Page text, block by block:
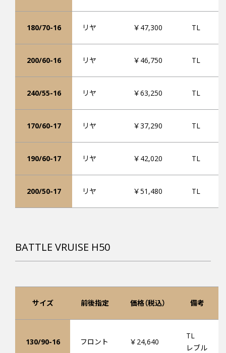
180/70-16 リヤ ￥47,300 TL
200/60-16 リヤ ￥46,750 TL
240/55-16 リヤ ￥63,250 TL
170/60-17 リヤ ￥37,290 TL
190/60-17 リヤ ￥42,020 TL
200/50-17 リヤ ￥51,480 TL
BATTLE VRUISE H50
サイズ 前後指定 価格（税込） 備考
130/90-16 フロント ￥24,640
TL
レブル